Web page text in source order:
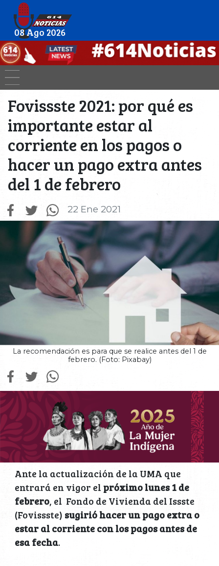
08 Ago 2026
Fovissste 2021: por qué es
importante estar al
corriente en los pagos o
hacer un pago extra antes
del 1 de febrero
22 Ene 2021
La recomendación es para que se realice antes del 1 de
febrero. (Foto: Pixabay)
Ante la actualización de la UMA que
entrará en vigor el próximo lunes 1 de
febrero, el Fondo de Vivienda del Issste
(Fovissste) sugirió hacer un pago extra o
estar al corriente con los pagos antes de
esa fecha.